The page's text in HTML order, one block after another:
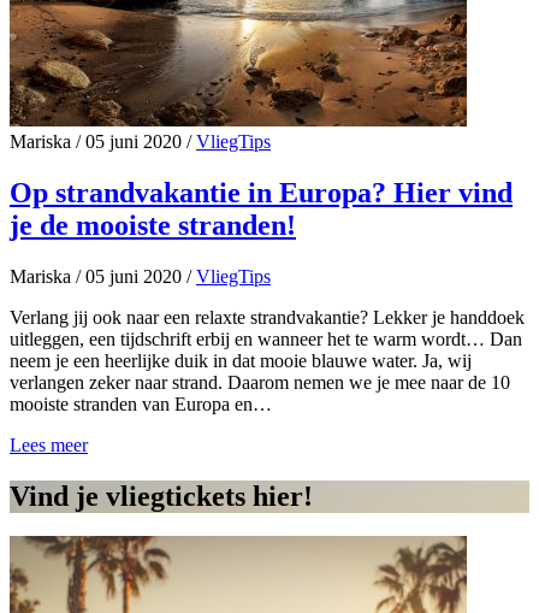
Mariska /05 juni 2020 / VliegTips
Op strandvakantie in Europa? Hier vind
je de mooiste stranden!
Mariska /05 juni 2020 / VliegTips
Verlang jij ook naar een relaxte strandvakantie? Lekker je handdoek
uitleggen, een tijdschrift erbij en wanneer het te warm wordt… Dan
neem je een heerlijke duik in dat mooie blauwe water. Ja, wij
verlangen zeker naar strand. Daarom nemen we je mee naar de 10
mooiste stranden van Europa en…
Lees meer
Vind je vliegtickets hier!